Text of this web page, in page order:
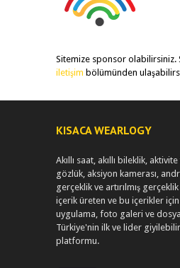
Sitemize sponsor olabilirsiniz.
iletişim bölümünden
KISACA WEARLOGY
Akıllı saat, akıllı bileklik,
gözlük, aksiyon kamerası,
gerçeklik ve artırılmış
içerik üreten ve bu içerikler
uygulama, foto galeri ve
Türkiye'nin ilk ve lider
platformu.